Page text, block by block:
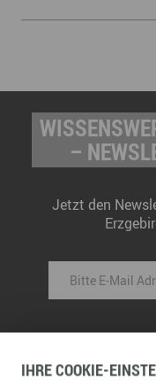
–
Jetzt den
IHRECOOKIE-